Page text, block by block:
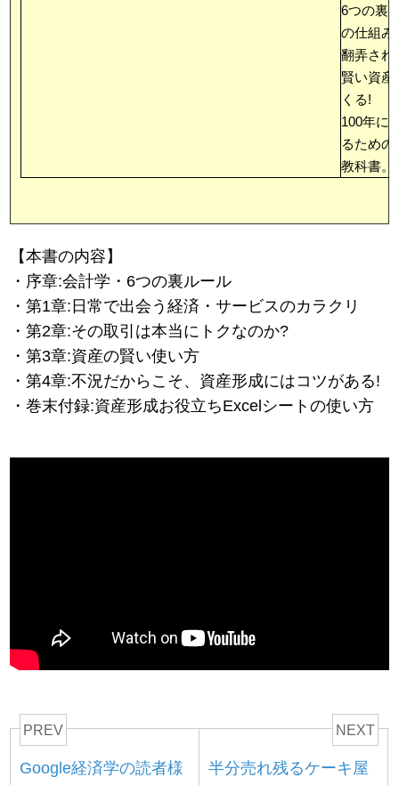
6つの裏
の仕組み
翻弄され
賢い資産
くる!
100年に
るため
教科書。
【本書の内容】
・序章:会計学・6つの裏ルール
・第1章:日常で出会う経済・サービスのカラクリ
・第2章:その取引は本当にトクなのか?
・第3章:資産の賢い使い方
・第4章:不況だからこそ、資産形成にはコツがある!
・巻末付録:資産形成お役立ちExcelシートの使い方
PREV
Google経済学の読者様
NEXT
半分売れ残るケーキ屋